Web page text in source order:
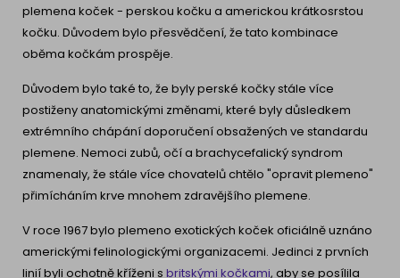
plemena koček - perskou kočku a americkou krátkosrstou
kočku. Důvodem bylo přesvědčení, že tato kombinace
oběma kočkám prospěje.
Důvodem bylo také to, že byly perské kočky stále více
postiženy anatomickými změnami, které byly důsledkem
extrémního chápání doporučení obsažených ve standardu
plemene. Nemoci zubů, očí a brachycefalický syndrom
znamenaly, že stále více chovatelů chtělo "opravit plemeno"
přimícháním krve mnohem zdravějšího plemene.
V roce 1967 bylo plemeno exotických koček oficiálně uznáno
americkými felinologickými organizacemi. Jedinci z prvních
linií byli ochotně kříženi s britskými kočkami, aby se posílila